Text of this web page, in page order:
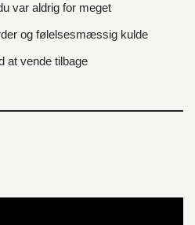
var aldrig for meget
og følelsesmæssig kulde
at vende tilbage